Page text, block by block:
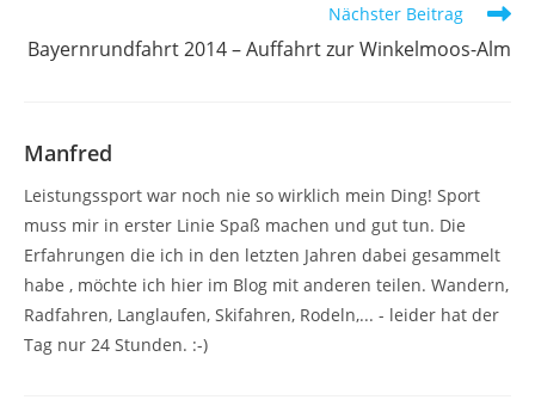
Nächster Beitrag
Bayernrundfahrt 2014 – Auffahrt zur Winkelmoos-Alm
Manfred
Leistungssport war noch nie so wirklich mein Ding! Sport
muss mir in erster Linie Spaß machen und gut tun. Die
Erfahrungen die ich in den letzten Jahren dabei gesammelt
habe , möchte ich hier im Blog mit anderen teilen. Wandern,
Radfahren, Langlaufen, Skifahren, Rodeln,... - leider hat der
Tag nur 24 Stunden. :-)